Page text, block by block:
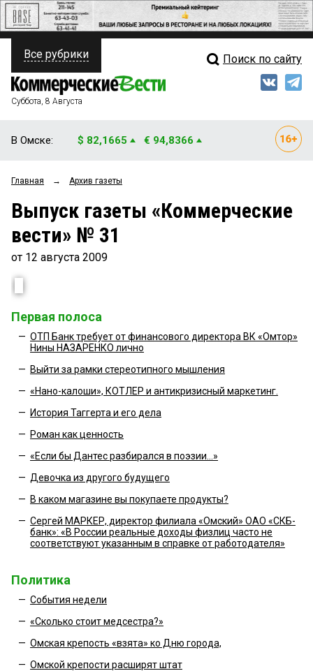
ПОЛИТИКА
ФИНАНСЫ
ОБЩЕСТВО
ЗАКОН
Свежий выпуск
Рейтинги
Все рубрики Поиск по сайту
Суббота, 8 Августа
В Омске: $ 82,1665 € 94,8366
Главная → Архив газеты
Выпуск газеты «Коммерческие
вести» № 31
от 12 августа 2009
Первая полоса
— ОТП Банк требует от финансового директора ВК «Омтор»
Нины НАЗАРЕНКО лично
— Выйти за рамки стереотипного мышления
— «Нано-калоши», КОТЛЕР и антикризисный маркетинг.
— История Таггерта и его дела
— Роман как ценность
— «Если бы Дантес разбирался в поэзии...»
— Девочка из другого будущего
— В каком магазине вы покупаете продукты?
— Сергей МАРКЕР, директор филиала «Омский» ОАО «СКБ-
банк»: «В России реальные доходы физлиц часто не
соответствуют указанным в справке от работодателя»
Политика
— События недели
— «Сколько стоит медсестра?»
— Омская крепость «взята» ко Дню города,
— Омской крепости расширят штат